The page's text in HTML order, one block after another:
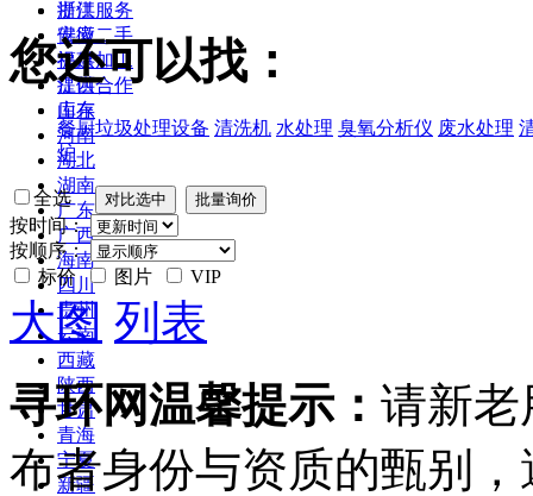
浙江
安徽
福建
江西
山东
河南
湖北
湖南
广东
广西
海南
四川
贵州
云南
西藏
陕西
甘肃
青海
宁夏
新疆
提供服务
供应二手
提供加工
提供合作
库存
您还可以找：
餐厨垃圾处理设备 清洗机 水处理 臭氧分析仪 废水处理
炉
全选
按时间：
按顺序：
标价
图片 VIP
大图 列表
寻环网温馨提示： 请新老
布者身份与资质的甄别